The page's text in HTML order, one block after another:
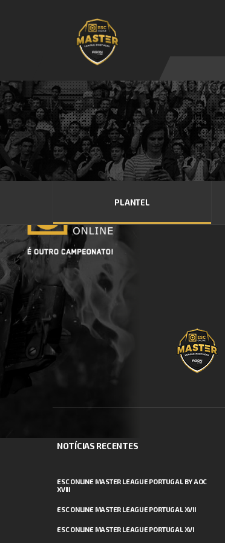
PLANTEL
NOTÍCIAS RECENTES
ESC ONLINE MASTER LEAGUE PORTUGAL BY AOC
XVIII
ESC ONLINE MASTER LEAGUE PORTUGAL XVII
ESC ONLINE MASTER LEAGUE PORTUGAL XVI